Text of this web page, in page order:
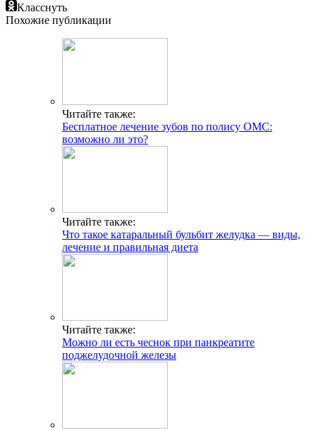
Класснуть
Похожие публикации
Читайте также:
Бесплатное лечение зубов по полису ОМС:
возможно ли это?
Читайте также:
Что такое катаральный бульбит желудка — виды,
лечение и правильная диета
Читайте также:
Можно ли есть чеснок при панкреатите
поджелудочной железы